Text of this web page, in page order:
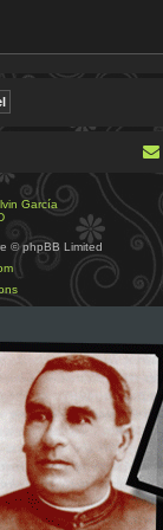
García
© phpBB Limited